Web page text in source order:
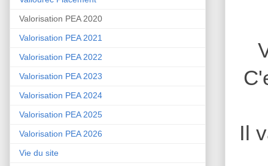
Il
Valorisation PEA 2020
Valorisation PEA 2021
Valorisation PEA 2022
Valorisation PEA 2023
Valorisation PEA 2024
Valorisation PEA 2025
Valorisation PEA 2026
Vie du site